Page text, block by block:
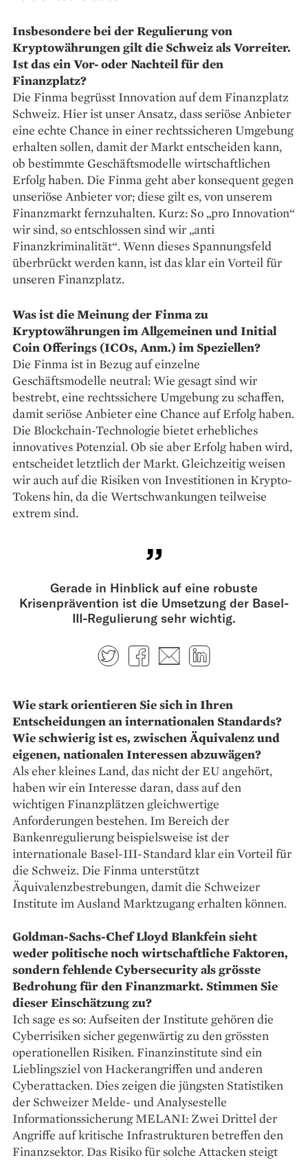
Insbesondere bei der Regulierung von
Kryptowährungen gilt die Schweiz als Vorreiter.
Ist das ein Vor- oder Nachteil für den
Finanzplatz?
Die Finma begrüsst ­Innovation auf dem Finanzplatz
Schweiz. Hier ist unser Ansatz, dass seriöse Anbieter
eine echte Chance in einer rechtssicheren Umgebung
erhalten sollen, damit der Markt entscheiden kann,
ob bestimmte Geschäfts­modelle wirtschaftlichen
Erfolg haben. Die Finma geht aber konsequent gegen
unseriöse Anbieter vor; diese gilt es, von unserem
Finanzmarkt fernzuhalten. Kurz: So „pro Innovation“
wir sind, so entschlossen sind wir „anti
Finanzkriminalität“. Wenn dieses Spannungsfeld
überbrückt werden kann, ist das klar ein Vorteil für
unseren Finanzplatz.
Was ist die Meinung der Finma zu
Kryptowährungen im All­gemeinen und Initial
Coin Offerings (ICOs, Anm.) im Speziellen?
Die Finma ist in Bezug auf einzelne
Geschäftsmodelle ­neutral: Wie gesagt sind wir
bestrebt, eine rechtssichere Umgebung zu schaffen,
damit seriöse Anbieter eine Chance auf Erfolg haben.
Die Blockchain-Technologie bietet erhebliches
innovatives Potenzial. Ob sie aber Erfolg haben wird,
entscheidet letztlich der Markt. Gleichzeitig weisen
wir auch auf die Risiken von Investitionen in Krypto-
Tokens hin, da die Wertschwankungen teilweise
extrem sind.
Gerade in Hinblick auf eine robuste
Krisenprävention ist die Umsetzung der Basel-
III-Regulierung sehr wichtig.
TwitterFacebook
E-mail
Wie stark orientieren Sie sich in Ihren
Entscheidungen an internationalen Standards?
Wie schwierig ist es, zwischen Äquivalenz und
eigenen, nationalen Interessen abzuwägen?
Als eher kleines Land, das nicht der EU angehört,
haben wir ein Interesse daran, dass auf den
wichtigen Finanzplätzen gleichwertige
Anforderungen bestehen. Im Bereich der
Bankenregulierung beispielsweise ist der
internationale ­Basel-III-Standard klar ein Vorteil für
die Schweiz. Die Finma unterstützt
Äquivalenzbestrebungen, damit die Schweizer
Institute im Ausland Marktzugang erhalten können.
Goldman-Sachs-Chef Lloyd Blankfein sieht
weder ­politische noch wirtschaftliche ­Faktoren,
sondern fehlende Cybersecurity als grösste
Bedrohung für den ­Finanzmarkt. Stimmen Sie
dieser Einschätzung zu?
Ich sage es so: Aufseiten der Institute gehören die
Cyberrisiken sicher gegenwärtig zu den grössten
operationellen Risiken. Finanzinstitute sind ein
Lieblingsziel von Hackerangriffen und anderen
Cyberattacken. Dies zeigen die jüngsten Statistiken
der Schweizer Melde- und Analysestelle
Informationssicherung MELANI: Zwei Drittel der
Angriffe auf kritische Infrastrukturen betreffen den
Finanzsektor. Das Risiko für solche Attacken steigt